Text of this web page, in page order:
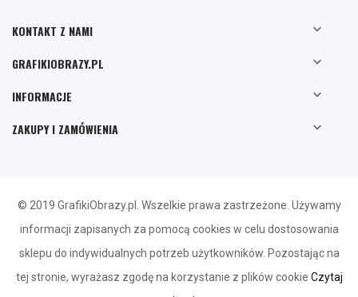
KONTAKT Z NAMI 
GRAFIKIOBRAZY.PL 
INFORMACJE 
ZAKUPY I ZAMÓWIENIA 
© 2019 GrafikiObrazy.pl. Wszelkie prawa zastrzeżone. Używamy
informacji zapisanych za pomocą cookies w celu dostosowania
sklepu do indywidualnych potrzeb użytkowników. Pozostając na
tej stronie, wyrażasz zgodę na korzystanie z plików cookie Czytaj